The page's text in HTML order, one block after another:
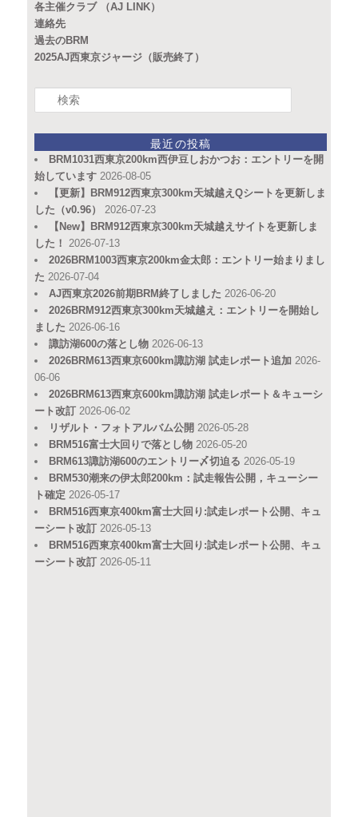
各主催クラブ （AJ LINK）
連絡先
過去のBRM
2025AJ西東京ジャージ（販売終了）
最近の投稿
BRM1031西東京200km西伊豆しおかつお：エントリーを開
始しています 2026-08-05
【更新】BRM912西東京300km天城越えQシートを更新しま
した（v0.96）
2026-07-23
【New】BRM912西東京300km天城越えサイトを更新しま
した！ 2026-07-13
2026BRM1003西東京200km金太郎：エントリー始まりまし
た 2026-07-04
AJ西東京2026前期BRM終了しました 2026-06-20
2026BRM912西東京300km天城越え：エントリーを開始し
ました 2026-06-16
諏訪湖600の落とし物 2026-06-13
2026BRM613西東京600km諏訪湖 試走レポート追加 2026-
06-06
2026BRM613西東京600km諏訪湖 試走レポート＆キューシ
ート改訂 2026-06-02
リザルト・フォトアルバム公開 2026-05-28
BRM516富士大回りで落とし物 2026-05-20
BRM613諏訪湖600のエントリー〆切迫る 2026-05-19
BRM530潮来の伊太郎200km：試走報告公開，キューシー
ト確定 2026-05-17
BRM516西東京400km富士大回り:試走レポート公開、キュ
ーシート改訂 2026-05-13
BRM516西東京400km富士大回り:試走レポート公開、キュ
ーシート改訂 2026-05-11